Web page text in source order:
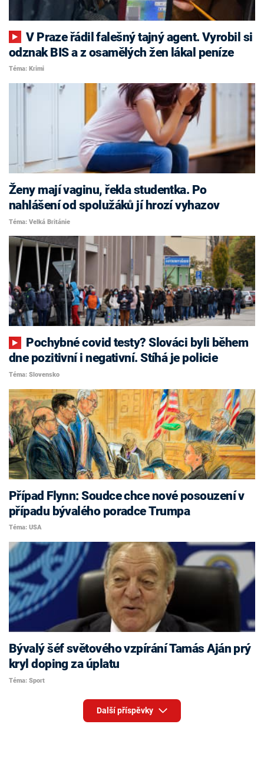
V Praze řádil falešný tajný agent. Vyrobil si
odznak BIS a z osamělých žen lákal peníze
Téma: Krimi
Ženy mají vaginu, řekla studentka. Po
nahlášení od spolužáků jí hrozí vyhazov
Téma: Velká Británie
dne pozitivní i negativní. Stíhá je policie
Téma: Slovensko
Případ Flynn: Soudce chce nové posouzení v
případu bývalého poradce Trumpa
Téma: USA
Bývalý šéf světového vzpírání Tamás Aján prý
kryl doping za úplatu
Téma: Sport
Další příspěvky